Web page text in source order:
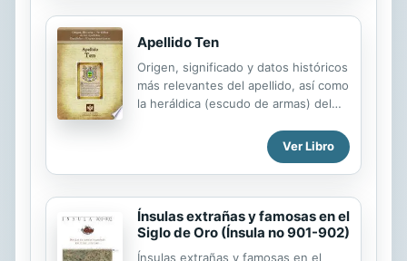
Apellido Ten
Origen, significado y datos históricos
más relevantes del apellido, así como
la heráldica (escudo de armas) del
edición de todas nuestras láminas
nos regimos por un estricto
protocolo cuya finalidad es la de
garantizar la veracidad y utilidad de la
información. Incluye descripción y
simbolismo de los principales
esmaltes, metales y piezas
Ver Libro
Ínsulas extrañas y famosas en el
Siglo de Oro (Ínsula no 901-902)
Ínsulas extrañas y famosas en el